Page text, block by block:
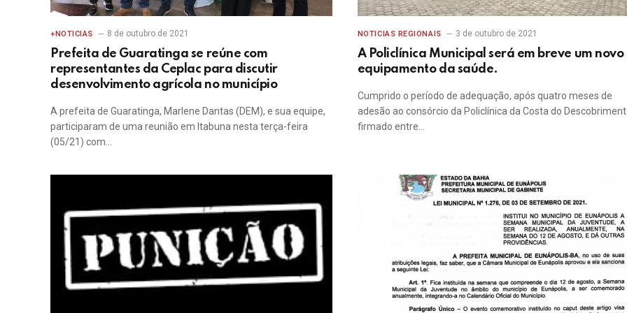
+NOTICIAS 8 de outubro de 2021
Prefeita de Guaratinga se reúne com
representantes da Ceplac para discutir
desenvolvimento agrícola no município
A prefeita de Guaratinga, Marlene Dantas (DEM), e sua equipe,
participaram de uma reunião em Itabuna nesta terça-feira
(05/21) com…
NOTICIAS REGIONAIS 3 de outubro de 2021
A Policlínica Municipal será em breve um novo
equipamento da saúde.
Cumprido o período de adequação, após quatro meses de
adesão ao consórcio da Policlínica da Costa do
firmado entre…